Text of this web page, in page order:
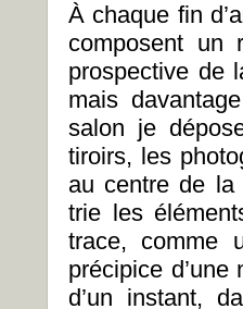
À chaque fin
composent un
prospective de
mais
salon je
tiroirs, les
au centre de la
trie les
trace, comme
précipice
d’un instant,